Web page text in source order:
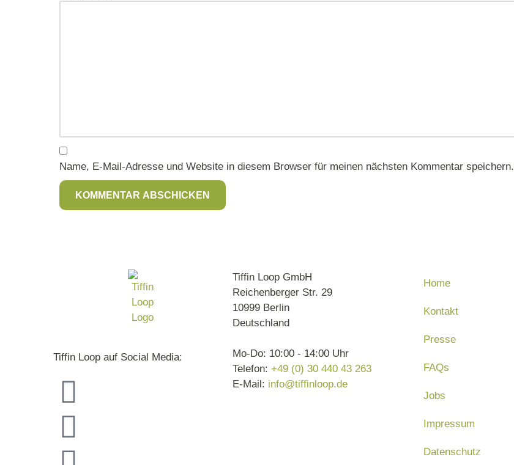
Name, E-Mail-Adresse und Website in diesem Browser für meinen nächsten Kommentar speichern.
Tiffin Loop auf Social Media:
Tiffin Loop GmbH
Reichenberger Str. 29
10999 Berlin
Deutschland
Mo-Do: 10:00 - 14:00 Uhr
Telefon: +49 (0) 30 440 43 263
E-Mail: info@tiffinloop.de
Home
Kontakt
Presse
FAQs
Jobs
Impressum
Datenschutz